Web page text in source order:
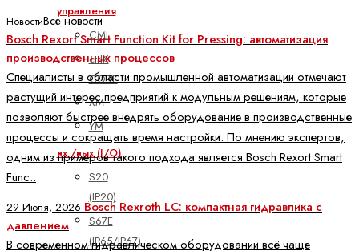
управления
CML
ctrlX
CORE
XM
YM
вх./вых (I/O)
S20
(IP20)
S67E
(IP65/IP67)
НовостиВсе новости
Bosch Rexort Smart Function Kit for Pressing: автоматизация
производственных процессов
Специалисты в области промышленной автоматизации отмечают
растущий интерес предприятий к модульным решениям, которые
позволяют быстрее внедрять оборудование в производственные
процессы и сокращать время настройки. По мнению экспертов,
одним из примеров такого подхода является Bosch Rexort Smart
Func..
29 Июля, 2026 Bosch Rexroth LC: компактная гидравлика с
давлением
В современном гидравлическом оборудовании всё чаще